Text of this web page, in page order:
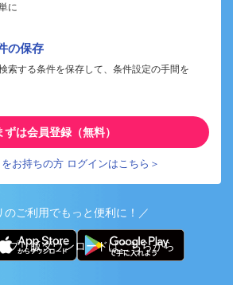
に
の保存
索する条件を保存して、条件設定の手間を
ずは会員登録（無料）
お持ちの方 ログインはこちら＞
のご利用でもっと便利に！／
プリ版ダウンロードはこちらから